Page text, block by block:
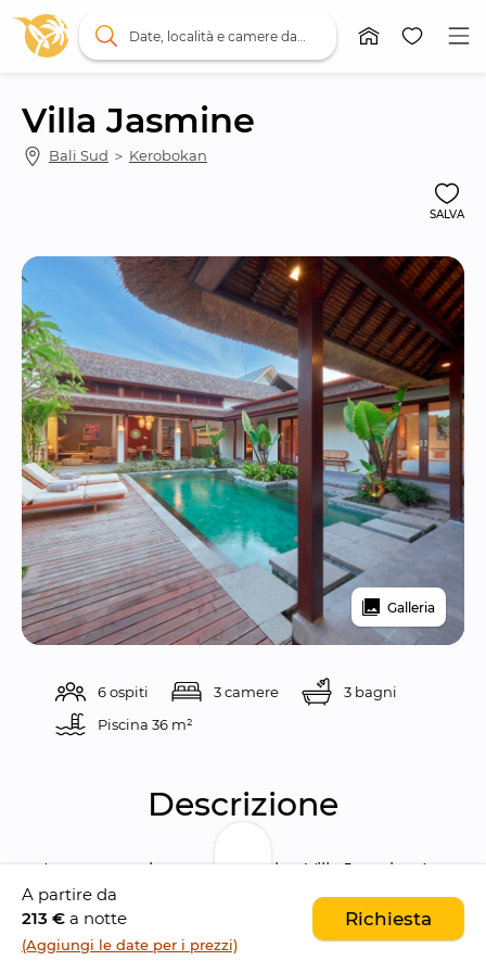
Villa Jasmine
Bali Sud ＞ Kerobokan
SALVA
Galleria
6 ospiti 3 camere
3 bagni
Piscina 36 m²
Descrizione
Immersa nel cuore di Umalas, Villa Jasmine è
una bellissima proprietà con 3 camere da
letto, posizionata perfettamente tra i vivaci
centri di Seminyak e Canggu
A partire da
213 € a notte
(Aggiungi le date per i prezzi)
Richiesta